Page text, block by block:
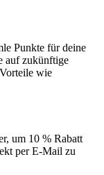
Punkte für deine
auf zukünftige
wie
um 10 % Rabatt
per E-Mail zu